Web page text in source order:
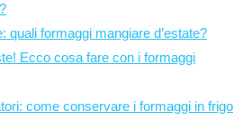
quali formaggi mangiare d’estate?
Ecco cosa fare con i formaggi
come conservare i formaggi in frigo